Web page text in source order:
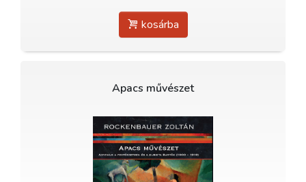
kosárba
Apacs művészet